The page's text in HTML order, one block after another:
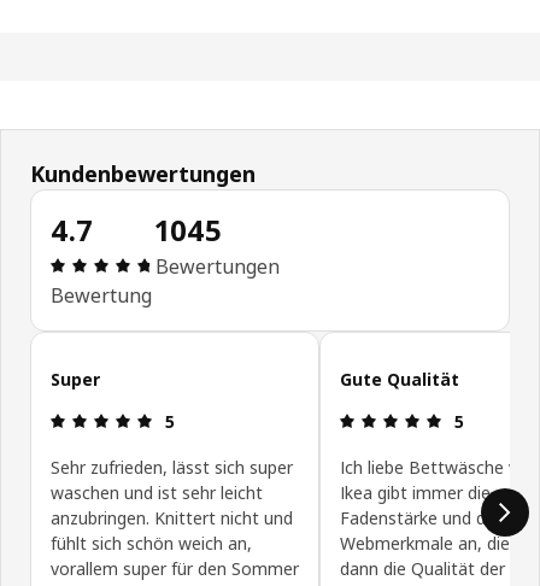
Kundenbewertungen
4.7
Produktbewertung: 4.7 von 5 Sterne Alle
Bewertung
1045
Bewertungen
Kundenbewertungen überspringen
Super
Produktbewertung: 5 von 5 Sterne
5
Sehr zufrieden, lässt sich super
waschen und ist sehr leicht
anzubringen. Knittert nicht und
fühlt sich schön weich an,
vorallem super für den Sommer
Gute Qualität
5
Ich liebe Bettwäsche
Ikea gibt immer die
Fadenstärke und die
Webmerkmale an, dies
dann die Qualität der